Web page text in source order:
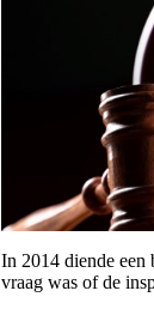
In 2014 diende een
vraag was of de